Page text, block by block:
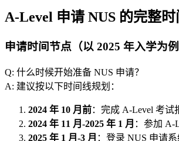
A-Level 申请 NUS 的完整
申请时间节点（以 2025 年入学为例
Q: 什么时候开始准备 NUS 申请？
A: 建议按以下时间线规划：
2024 年 10 月前：完成 A-Level 考试
2024 年 11 月-2025 年 1 月 ：参加 A-
2025 年 1 月-3 月 ：登录 NUS 申请